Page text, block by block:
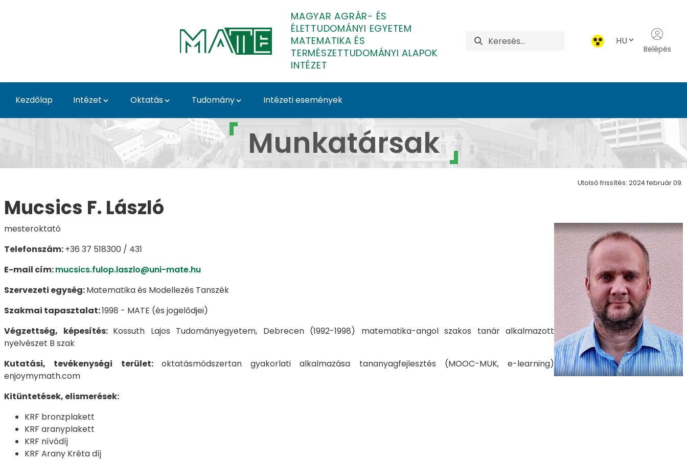
MAGYAR AGRÁR- ÉS
ÉLETTUDOMÁNYI EGYETEM
MATEMATIKA ÉS
TERMÉSZETTUDOMÁNYI ALAPOK
INTÉZET
HU
Belépés
Kezdőlap Intézet Oktatás Tudomány Intézeti események
Mucsics F. László - Matematika és Természettudományi Alapok
Munkatársak
Utolsó frissítés: 2024 február 09.
Mucsics F. László
mesteroktató
Telefonszám:+36 37 518300 / 431
E-mail cím:mucsics.fulop.laszlo@uni-mate.hu
Szervezeti egység:Matematika és Modellezés Tanszék
Szakmai tapasztalat:1998 - MATE (és jogelődjei)
Végzettség, képesítés: Kossuth Lajos Tudományegyetem, Debrecen (1992-1998) matematika-angol szakos tanár alkalmazott
nyelvészet B szak
Kutatási, tevékenységi terület: oktatásmódszertan gyakorlati alkalmazása tananyagfejlesztés (MOOC-MUK, e-learning)
enjoymymath.com
Kitüntetések, elismerések:
KRF bronzplakett
KRF aranyplakett
KRF nívódíj
KRF Arany Kréta díj